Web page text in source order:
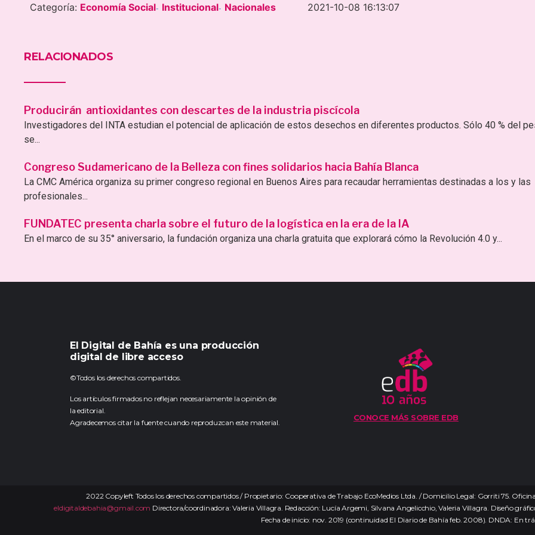
Categoría: Economía Social- Institucional- Nacionales 2021-10-08 16:13:07
RELACIONADOS
Producirán antioxidantes con descartes de la industria piscícola
Investigadores del INTA estudian el potencial de aplicación de estos desechos en diferentes productos. Sólo 40 % del
se...
Congreso Sudamericano de la Belleza con fines solidarios hacia Bahía Blanca
La CMC América organiza su primer congreso regional en Buenos Aires para recaudar herramientas destinadas a los y las
profesionales...
FUNDATEC presenta charla sobre el futuro de la logística en la era de la IA
En el marco de su 35° aniversario, la fundación organiza una charla gratuita que explorará cómo la Revolución 4.0 y...
El Digital de Bahía es una producción
digital de libre acceso
©Todos los derechos compartidos.
Los artículos firmados no reflejan necesariamente la opinión de
la editorial.
Agradecemos citar la fuente cuando reproduzcan este material.
CONOCE MÁS SOBRE EDB
2022 Copyleft Todos los derechos compartidos / Propietario: Cooperativa de Trabajo EcoMedios Ltda. / Domicilio Legal: Gorriti 75.
eldigitaldebahia@gmail.com Directora/coordinadora: Valeria Villagra. Redacción: Lucía Argemi, Silvana Angelicchio, Valeria Villagra. Diseño
Fecha de inicio: nov. 2019 (continuidad El Diario de Bahía feb. 2008). DNDA: En